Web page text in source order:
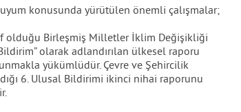
konusunda yürütülen önemli çalışmalar;
olduğu Birleşmiş Milletler İklim Değişikliği
olarak adlandırılan ülkesel raporu
yükümlüdür. Çevre ve Şehircilik
6. Ulusal Bildirimi ikinci nihai raporunu